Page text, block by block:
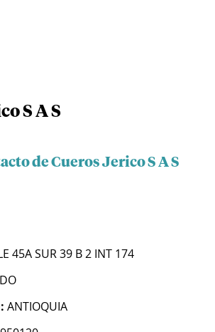
S A S
de Cueros Jerico S A S
45A SUR 39 B 2 INT 174
ANTIOQUIA